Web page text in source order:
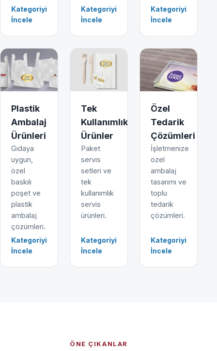
Kategoriyi
İncele
Kategoriyi
İncele
Kategoriyi
İncele
Plastik
Ambalaj
Ürünleri
Gıdaya
uygun,
özel
baskılı
poşet ve
plastik
ambalaj
çözümleri.
Kategoriyi
İncele
Tek
Kullanımlık
Ürünler
Paket
servis
setleri ve
tek
kullanımlık
servis
ürünleri.
Kategoriyi
İncele
Özel
Tedarik
Çözümleri
İşletmenize
özel
ambalaj
tasarımı ve
toplu
tedarik
çözümleri.
Kategoriyi
İncele
ÖNE ÇIKANLAR